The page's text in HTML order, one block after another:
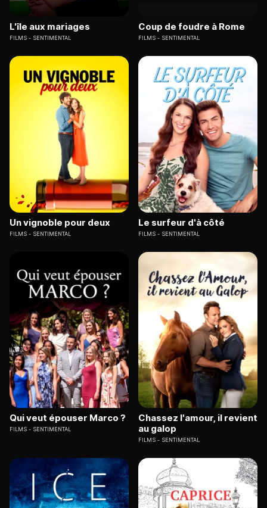
L'île aux mariages
FILMS SENTIMENTAL
Coup de foudre à Rome
FILMS SENTIMENTAL
Un vignoble pour deux
FILMS SENTIMENTAL
Le surfeur d'à côté
FILMS SENTIMENTAL
Qui veut épouser Marco ?
FILMS SENTIMENTAL
Chassez l'amour, il revient
au galop
FILMS SENTIMENTAL